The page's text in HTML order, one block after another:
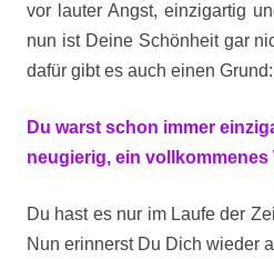
vor lauter Angst, einzigartig
nun ist Deine Schönheit gar
dafür gibt es auch einen Grund:
Du warst schon immer
neugierig, ein vollkommenes
Du hast es nur im Laufe der
Nun erinnerst Du Dich wieder